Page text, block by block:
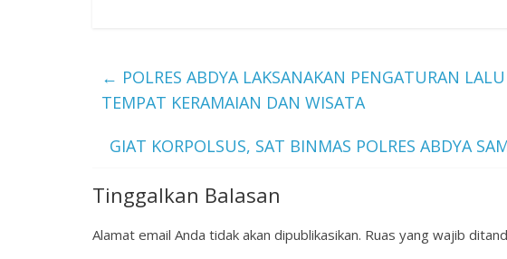
← POLRES ABDYA LAKSANAKAN PENGATURAN
TEMPAT KERAMAIAN DAN WISATA
GIAT KORPOLSUS, SAT BINMAS POLRES ABDYA
Tinggalkan Balasan
Alamat email Anda tidak akan dipublikasikan. Ruas yang wajib